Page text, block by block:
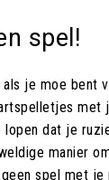
spel!
je moe bent
met
dat je
manier
spel met je